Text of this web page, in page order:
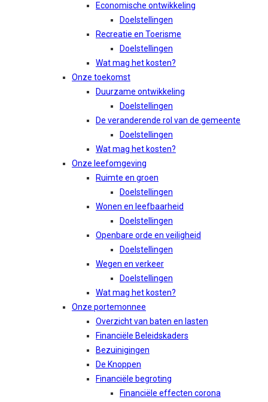
Economische ontwikkeling
Doelstellingen
Recreatie en Toerisme
Doelstellingen
Wat mag het kosten?
Onze toekomst
Duurzame ontwikkeling
Doelstellingen
De veranderende rol van de gemeente
Doelstellingen
Wat mag het kosten?
Onze leefomgeving
Ruimte en groen
Doelstellingen
Wonen en leefbaarheid
Doelstellingen
Openbare orde en veiligheid
Doelstellingen
Wegen en verkeer
Doelstellingen
Wat mag het kosten?
Onze portemonnee
Overzicht van baten en lasten
Financiële Beleidskaders
Bezuinigingen
De Knoppen
Financiële begroting
Financiële effecten corona